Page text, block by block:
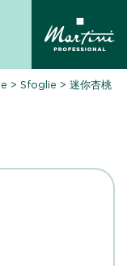
>Sfoglie >迷你杏桃